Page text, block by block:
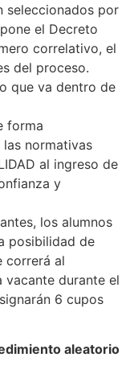
seleccionados por
el Decreto
correlativo, el
del proceso.
que va dentro de
forma
normativas
al ingreso de
y
los alumnos
posibilidad de
correrá al
vacante durante el
6 cupos
aleatorio